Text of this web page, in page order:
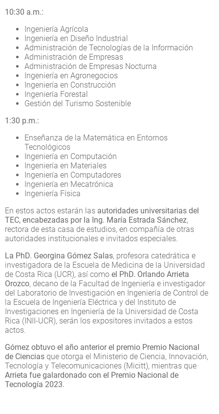
10:30 a.m.:
Ingeniería Agrícola
Ingeniería en Diseño Industrial
Administración de Tecnologías de la Información
Administración de Empresas
Administración de Empresas Nocturna
Ingeniería en Agronegocios
Ingeniería en Construcción
Ingeniería Forestal
Gestión del Turismo Sostenible
1:30 p.m.:
Enseñanza de la Matemática en Entornos
Tecnológicos
Ingeniería en Computación
Ingeniería en Materiales
Ingeniería en Computadores
Ingeniería en Mecatrónica
Ingeniería Física
En estos actos estarán las autoridades universitarias del
TEC, encabezadas por la Ing. María Estrada Sánchez,
rectora de esta casa de estudios, en compañía de otras
autoridades institucionales e invitados especiales.
La PhD. Georgina Gómez Salas, profesora catedrática e
investigadora de la Escuela de Medicina de la Universidad
de Costa Rica (UCR), así como el PhD. Orlando Arrieta
Orozco, decano de la Facultad de Ingeniería e investigador
del Laboratorio de Investigación en Ingeniería de Control de
la Escuela de Ingeniería Eléctrica y del Instituto de
Investigaciones en Ingeniería de la Universidad de Costa
Rica (INII-UCR), serán los expositores invitados a estos
actos.
Gómez obtuvo el año anterior el premio Premio Nacional
de Ciencias que otorga el Ministerio de Ciencia, Innovación,
Tecnología y Telecomunicaciones (Micitt), mientras que
Arrieta fue galardonado con el Premio Nacional de
Tecnología 2023.